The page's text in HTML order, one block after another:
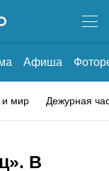
Афиша
и мир Дежурная
В